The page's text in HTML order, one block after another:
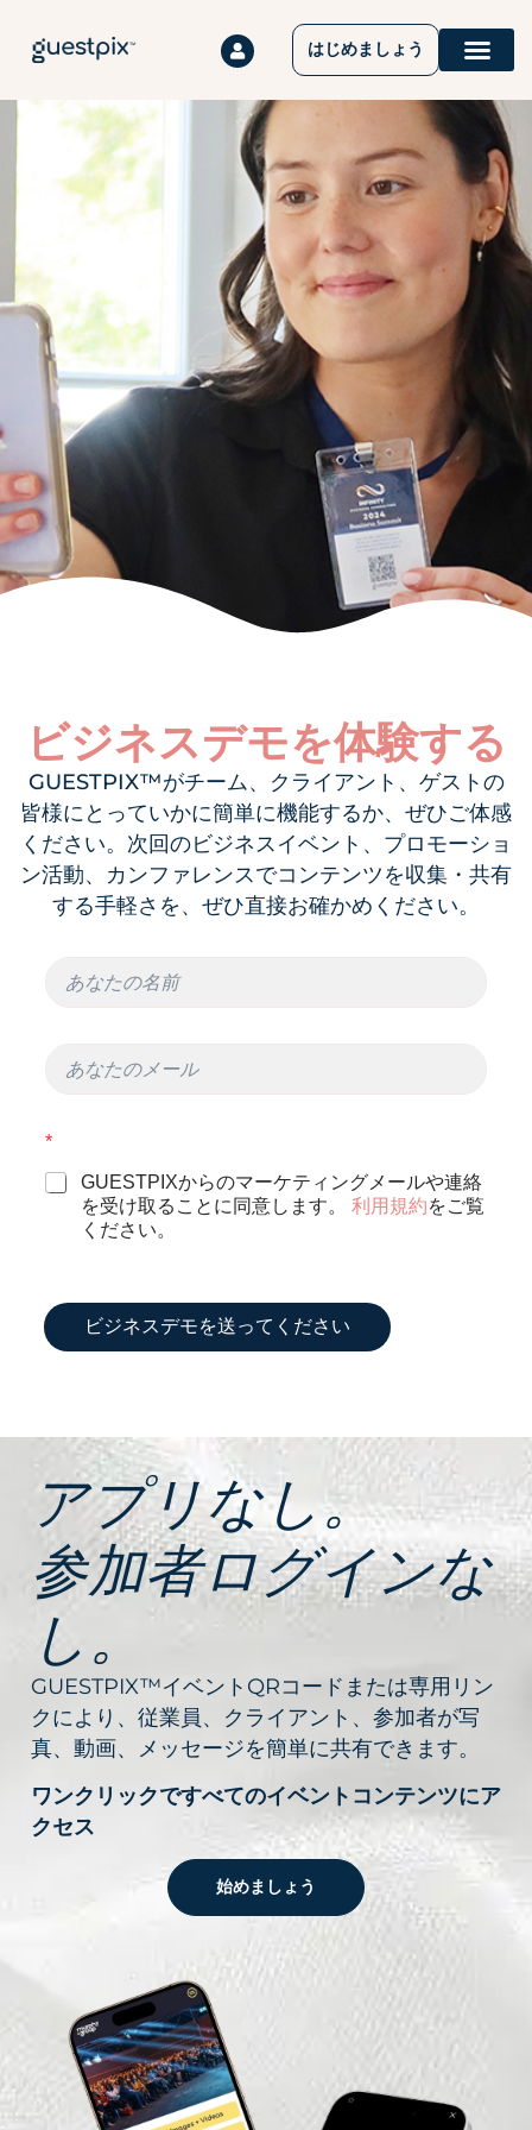
はじめましょう
ビジネスデモを体験する
GUESTPIX™がチーム、クライアント、ゲストの
皆様にとっていかに簡単に機能するか、ぜひご体感
ください。次回のビジネスイベント、プロモーショ
ン活動、カンファレンスでコンテンツを収集・共有
する手軽さを、ぜひ直接お確かめください。
ー
ル
名
前
メ
ー
ル
*
GUESTPIXからのマーケティングメールや連絡
を受け取ることに同意します。
利用規約をご覧
ください。
ビジネスデモを送ってください
アプリなし。
参加者ログインな
し。
GUESTPIX™イベントQRコードまたは専用リン
クにより、従業員、クライアント、参加者が写
真、動画、メッセージを簡単に共有できます。
ワンクリックですべてのイベントコンテンツにア
クセス
始めましょう